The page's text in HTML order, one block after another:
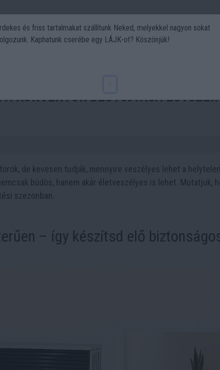
konvektor begyújtása
de kevesen tudják, mennyire veszélyes lehet a
büdös, hanem akár életveszélyes is lehet. Mutatjuk,
szezonban.
– így készítsd elő
és friss tartalmakat szállítunk Neked, melyekkel nagyon sokat
Kaphatunk cserébe egy LÁJK-ot? Köszönjük!